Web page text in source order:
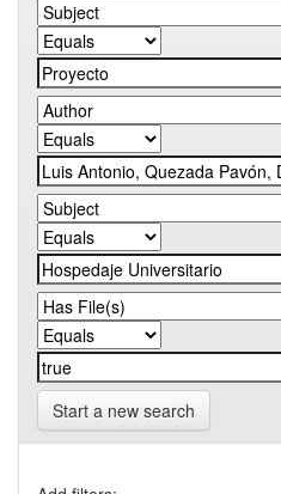
Start a new search